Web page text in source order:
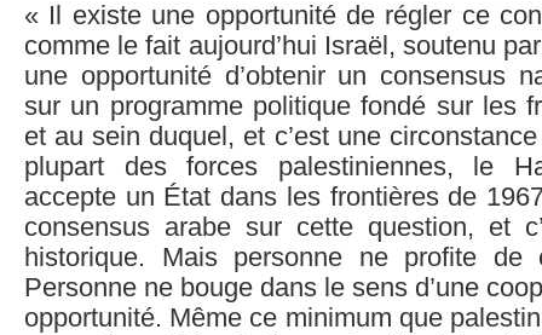
« Il existe une opportunité de régler ce
comme le fait aujourd’hui Israël, soutenu
une opportunité d’obtenir un consensus
sur un programme politique fondé sur les
et au sein duquel, et c’est une
plupart des forces palestiniennes, le
accepte un État dans les frontières de
consensus arabe sur cette question, et
historique. Mais personne ne profite de
Personne ne bouge dans le sens d’une
opportunité. Même ce minimum que